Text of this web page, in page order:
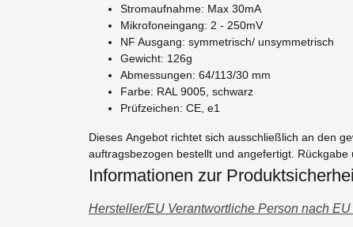
Stromaufnahme: Max 30mA
Mikrofoneingang: 2 - 250mV
NF Ausgang: symmetrisch/ unsymmetrisch
Gewicht: 126g
Abmessungen: 64/113/30 mm
Farbe: RAL 9005, schwarz
Prüfzeichen: CE, e1
Dieses Angebot richtet sich ausschließlich an den
auftragsbezogen bestellt und angefertigt.
Informationen zur
Hersteller/EU Verantwortliche Person nach